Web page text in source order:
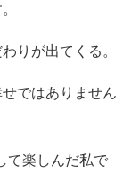
りが出てくる。
ではありません
て楽しんだ私で